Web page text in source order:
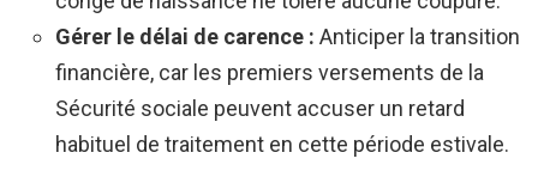
Gérer le délai de carence : Anticiper la transition
financière, car les premiers versements de la
Sécurité sociale peuvent accuser un retard
habituel de traitement en cette période estivale.